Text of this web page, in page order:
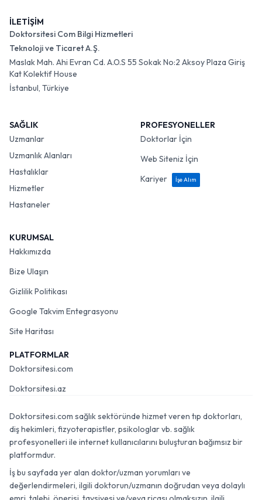
İLETİŞİM
Doktorsitesi Com Bilgi Hizmetleri
Teknoloji ve Ticaret A.Ş.
Maslak Mah. Ahi Evran Cd. A.O.S 55 Sokak No:2 Aksoy Plaza Giriş
Kat Kolektif House
İstanbul, Türkiye
SAĞLIK
Uzmanlar
Uzmanlık Alanları
Hastalıklar
Hizmetler
Hastaneler
PROFESYONELLER
Doktorlar İçin
Web Siteniz İçin
Kariyer
İşe Alım
KURUMSAL
Hakkımızda
Bize Ulaşın
Gizlilik Politikası
Google Takvim Entegrasyonu
Site Haritası
PLATFORMLAR
Doktorsitesi.com
Doktorsitesi.az
Doktorsitesi.com sağlık sektöründe hizmet veren tıp doktorları,
diş hekimleri, fizyoterapistler, psikologlar vb. sağlık
profesyonelleri ile internet kullanıcılarını buluşturan bağımsız bir
platformdur.
İş bu sayfada yer alan doktor/uzman yorumları ve
değerlendirmeleri, ilgili doktorun/uzmanın doğrudan veya dolaylı